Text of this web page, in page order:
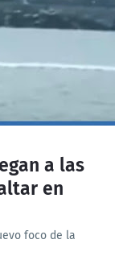
a las
en
foco de la